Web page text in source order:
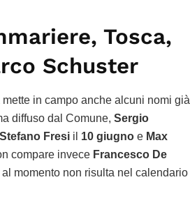
Tosca,
Schuster
mette in campo anche alcuni nomi già
diffuso dal Comune, Sergio
Stefano Fresi il 10 giugno e Max
compare invece Francesco De
momento non risulta nel calendario